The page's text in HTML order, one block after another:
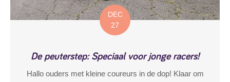
DEC
27
De peuterstep: Speciaal voor jonge racers!
Hallo ouders met kleine coureurs in de dop! Klaar om